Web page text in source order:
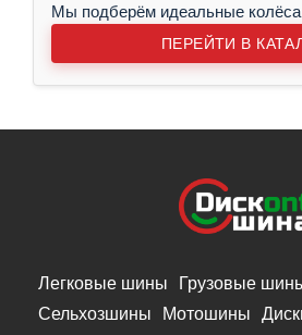
Мы подберём идеальные
ПЕРЕЙТИ В
Легковые шины Грузовые
Сельхозшины
Мотошины